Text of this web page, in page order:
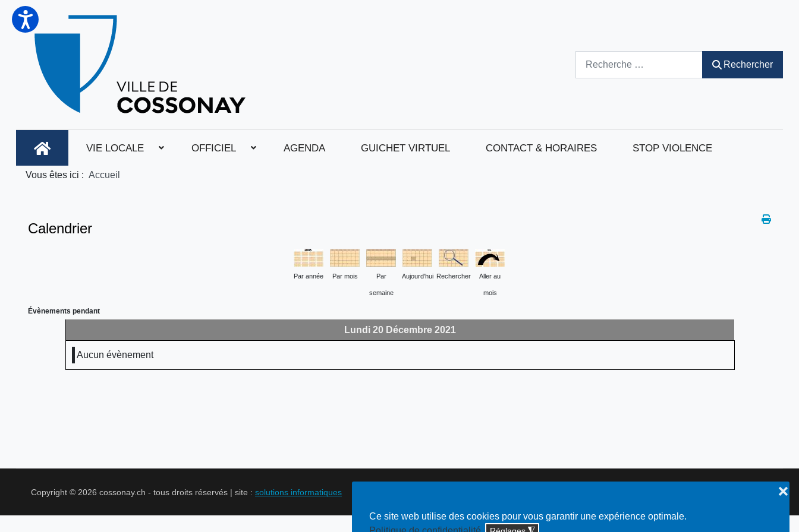
Ce site web utilise des cookies pour vous garantir une expérience optimale.
❌
Rechercher
VIE LOCALE OFFICIEL AGENDA GUICHET VIRTUEL CONTACT & HORAIRES STOP VIOLENCE
Vous êtes ici : Accueil
Calendrier
Par année Par mois Par
semaine
Aujourd'hui Rechercher Aller au
mois
Évènements pendant
Lundi 20 Décembre 2021
Aucun évènement
Copyright © 2026 cossonay.ch - tous droits réservés | site : solutions informatiques